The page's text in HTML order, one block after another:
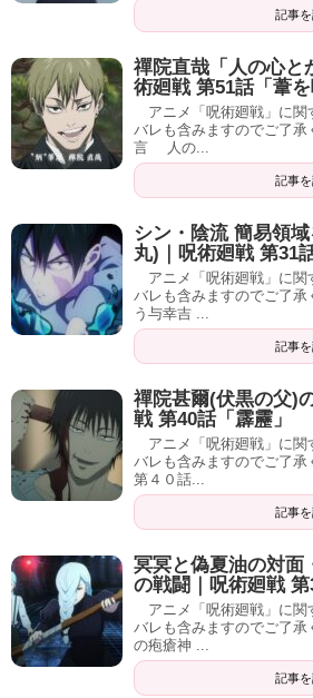
記事
禪院直哉「人の心と
術廻戦 第51話「葦を
アニメ「呪術廻戦」に
バレも含みますのでご了承
言 人の...
記事
シン・陰流 簡易領
丸)｜呪術廻戦 第31
アニメ「呪術廻戦」に
バレも含みますのでご了
う与幸吉 ...
記事
禪院甚爾(伏黒の父)
戦 第40話「霹靂」
アニメ「呪術廻戦」に
バレも含みますのでご了
第４０話...
記事
冥冥と偽夏油の対面
の戦闘｜呪術廻戦 第
アニメ「呪術廻戦」に
バレも含みますのでご了
の疱瘡神 ...
記事